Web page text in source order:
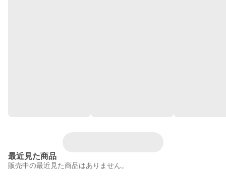
最近見た商品
販売中の最近見た商品はありません。